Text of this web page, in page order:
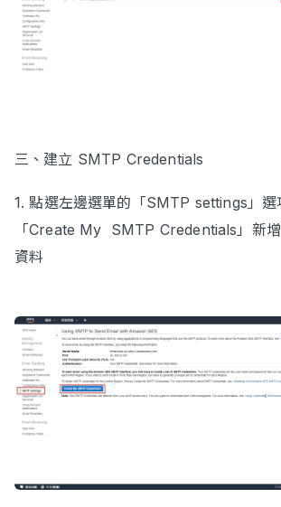
三、建立 SMTP Credentials
1. 點選左邊選單的「SMTP settings」選
「Create My SMTP Credentials」新
資料